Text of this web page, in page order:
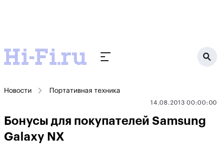
Новости Портативная техника
14.08.2013 00:00:00
Бонусы для покупателей Samsung
Galaxy NX